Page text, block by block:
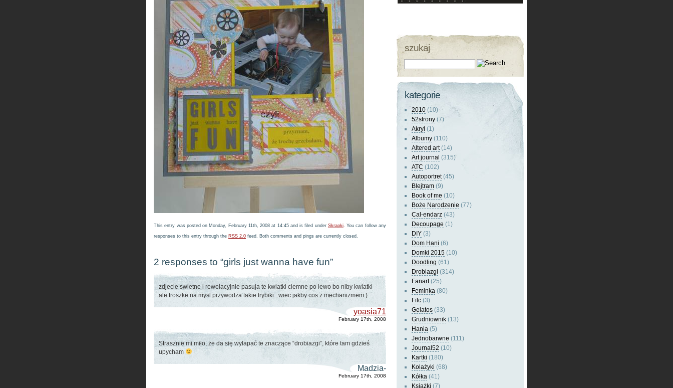
This entry was posted on Monday, February 11th, 2008 at 14:45 and is filed under Skrapki. You can follow any
responses to this entry through the RSS 2.0 feed. Both comments and pings are currently closed.
2 responses to “girls just wanna have fun”
zdjecie swietne i rewelacyjnie pasuja te kwiatki ciemne po lewo bo niby kwiatki
ale troszke na mysl przywodza takie trybiki.. wiec jakby cos z mechanizmem:)
yoasia71
February 17th, 2008
Strasznie mi miło, że da się wyłapać te znaczące “drobiazgi”, które tam gdzieś
upycham
Madzia-
February 17th, 2008
szukaj
kategorie
2010 (10)
52strony (7)
Akryl (1)
Albumy (110)
Altered art(14)
Art journal (315)
ATC (102)
Autoportret(45)
Blejtram (9)
Book of me (10)
Boże Narodzenie (77)
Cal-endarz (43)
Decoupage (1)
DIY (3)
Dom Hani (6)
Domki 2015 (10)
Doodling (61)
Drobiazgi (314)
Fanart(25)
Feminka (80)
Filc (3)
Gelatos (33)
Grudniownik (13)
Hania (5)
Jednobarwne (111)
Journal52 (10)
Kartki (180)
Kolażyki (68)
Kółka (41)
Książki (7)